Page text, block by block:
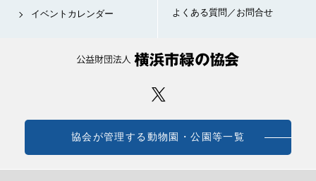
イベントカレンダー
よくある質問／お問合せ
協会が管理する動物園・公園等一覧